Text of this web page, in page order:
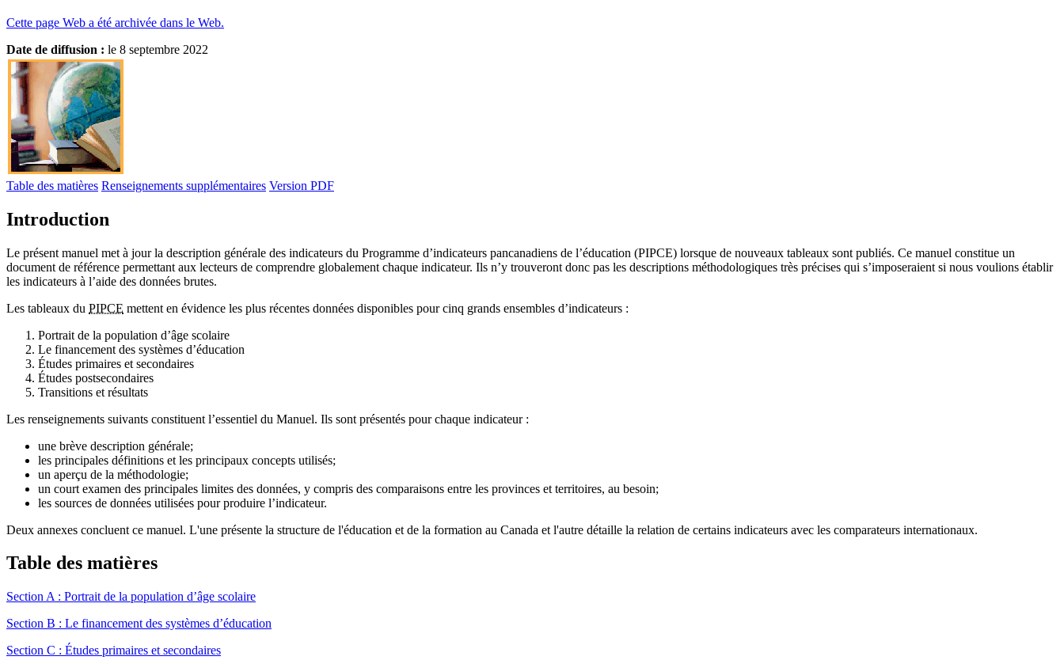
Cette page Web a été archivée dans le Web.
Date de diffusion : le 8 septembre 2022
Table des matières Renseignements supplémentaires Version PDF
Introduction
Le présent manuel met à jour la description générale des indicateurs du Programme d’indicateurs pancanadiens de l’éducation (PIPCE) lorsque de nouveaux tableaux sont publiés. Ce manuel constitue un
document de référence permettant aux lecteurs de comprendre globalement chaque indicateur. Ils n’y trouveront donc pas les descriptions méthodologiques très précises qui s’imposeraient si nous voulions établir
les indicateurs à l’aide des données brutes.
Les tableaux du PIPCE mettent en évidence les plus récentes données disponibles pour cinq grands ensembles d’indicateurs :
Portrait de la population d’âge scolaire
Le financement des systèmes d’éducation
Études primaires et secondaires
Études postsecondaires
Transitions et résultats
Les renseignements suivants constituent l’essentiel du Manuel. Ils sont présentés pour chaque indicateur :
une brève description générale;
les principales définitions et les principaux concepts utilisés;
un aperçu de la méthodologie;
un court examen des principales limites des données, y compris des comparaisons entre les provinces et territoires, au besoin;
les sources de données utilisées pour produire l’indicateur.
Deux annexes concluent ce manuel. L'une présente la structure de l'éducation et de la formation au Canada et l'autre détaille la relation de certains indicateurs avec les comparateurs internationaux.
Table des matières
Section A : Portrait de la population d’âge scolaire
Section B : Le financement des systèmes d’éducation
Section C : Études primaires et secondaires